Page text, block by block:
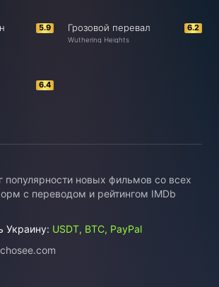
5.9 6.2
Грозовой перевал
Wuthering Heights
6.4
популярности новых фильмов со всех
с переводом и рейтингом IMDb
USDT, BTC, PayPal